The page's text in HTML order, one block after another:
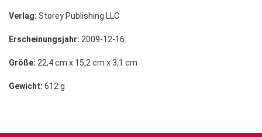
Verlag: Storey Publishing LLC
Erscheinungsjahr: 2009-12-16
Größe: 22,4 cm x 15,2 cm x 3,1 cm
Gewicht: 612 g